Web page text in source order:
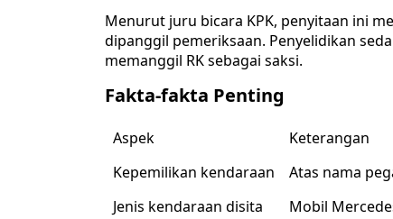
Menurut juru bicara KPK, penyitaan ini
dipanggil pemeriksaan. Penyelidikan
memanggil RK sebagai saksi.
Fakta-fakta Penting
Aspek
Keterangan
Kepemilikan kendaraan
Atas nama
Jenis kendaraan disita
Mobil